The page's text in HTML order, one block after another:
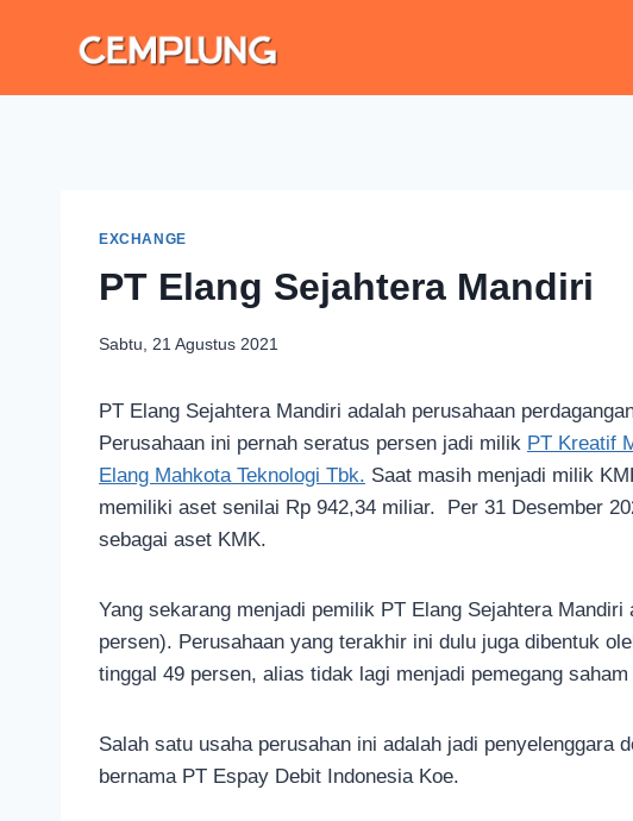
EXCHANGE
PT Elang Sejahtera Mandiri
Sabtu, 21 Agustus 2021
PT Elang Sejahtera Mandiri adalah perusahaan
Perusahaan ini pernah seratus persen jadi milik PT Kreatif
Elang Mahkota Teknologi Tbk. Saat masih menjadi milik
memiliki aset senilai Rp 942,34 miliar. Per 31 Desember
sebagai aset KMK.
Yang sekarang menjadi pemilik PT Elang Sejahtera Mandiri
persen). Perusahaan yang terakhir ini dulu juga dibentuk
tinggal 49 persen, alias tidak lagi menjadi pemegang saham
Salah satu usaha perusahan ini adalah jadi penyelenggara
bernama PT Espay Debit Indonesia Koe.